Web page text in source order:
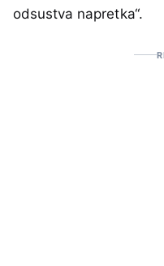
odsustva napretka“.